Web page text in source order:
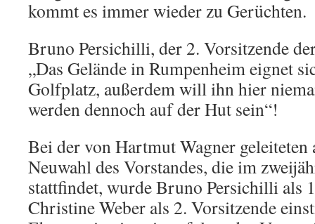
kommt es immer wieder zu Gerüchten.
Bruno Persichilli, der 2. Vorsitzende
„Das Gelände in Rumpenheim eignet
Golfplatz, außerdem will ihn hier
werden dennoch auf der Hut sein“!
Bei der von Hartmut Wagner geleiteten
Neuwahl des Vorstandes, die im
stattfindet, wurde Bruno Persichilli als
Christine Weber als 2. Vorsitzende